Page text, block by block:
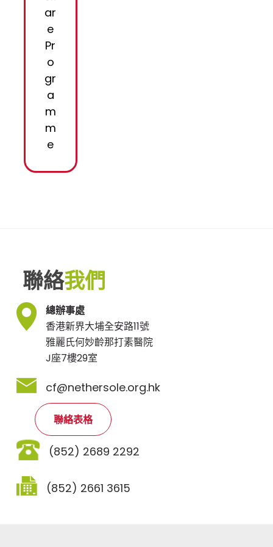
ar
e
Pr
o
gr
a
m
m
e
聯絡我們
總辦事處
香港新界大埔全安路11號
雅麗氏何妙齡那打素醫院
J座7樓29室
cf@nethersole.org.hk
聯絡表格
(852) 2689 2292
(852) 2661 3615